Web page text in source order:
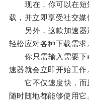
现在，你可以在短
载，并立即享受社交媒
另外，这款加速器
轻松应对各种下载需求
你只需输入需要下
速器就会立即开始工作
它不仅速度快，而
随时随地都能够使用它